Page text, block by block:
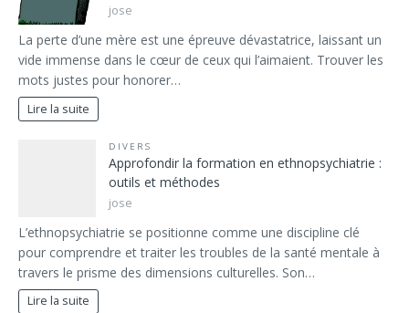
jose
La perte d’une mère est une épreuve dévastatrice, laissant un
vide immense dans le cœur de ceux qui l’aimaient. Trouver les
mots justes pour honorer…
Lire la suite
DIVERS
Approfondir la formation en ethnopsychiatrie :
outils et méthodes
jose
L’ethnopsychiatrie se positionne comme une discipline clé
pour comprendre et traiter les troubles de la santé mentale à
travers le prisme des dimensions culturelles. Son…
Lire la suite